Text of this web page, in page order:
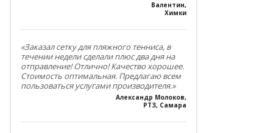
Валентин,
Химки
«Заказал сетку для пляжного тенниса, в
течении недели сделали плюс два дня на
отправление! Отлично! Качество хорошее.
Стоимость оптимальная. Предлагаю всем
пользоваться услугами производителя.»
Александр Молоков,
РТЗ, Самара